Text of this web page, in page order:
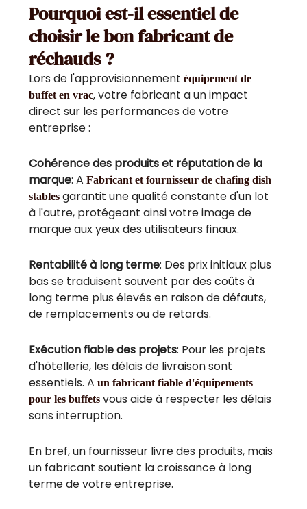
Pourquoi est-il essentiel de
choisir le bon fabricant de
réchauds ?
Lors de l'approvisionnementéquipement de
buffet en vrac, votre fabricant a un impact
direct sur les performances de votre
entreprise :
Cohérence des produits et réputation de la
marque: AFabricant et fournisseur de chafing dish
stables garantit une qualité constante d'un lot
à l'autre, protégeant ainsi votre image de
marque aux yeux des utilisateurs finaux.
Rentabilité à long terme: Des prix initiaux plus
bas se traduisent souvent par des coûts à
long terme plus élevés en raison de défauts,
de remplacements ou de retards.
Exécution fiable des projets: Pour les projets
d'hôtellerie, les délais de livraison sont
essentiels. A un fabricant fiable d'équipements
pour les buffets vous aide à respecter les délais
sans interruption.
En bref, un fournisseur livre des produits, mais
un fabricant soutient la croissance à long
terme de votre entreprise.